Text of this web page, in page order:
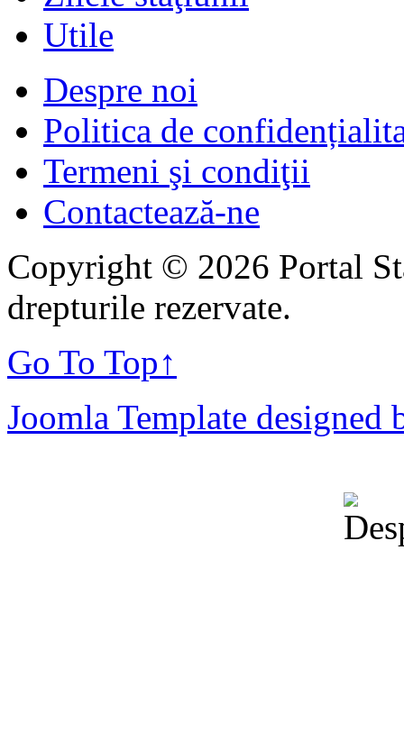
Utile
Despre noi
Politica de
Termeni şi condiţii
Contactează-ne
Copyright © 2026 Portal
drepturile rezervate.
Go To Top↑
Joomla Template designed